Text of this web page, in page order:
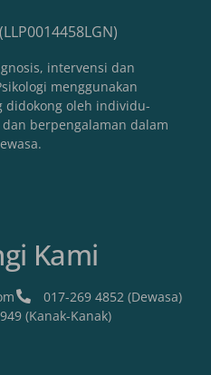
intervensi dan
menggunakan
didokong oleh individu-
berpengalaman dalam
Kami
017-269 4852 (Dewasa)
(Kanak-Kanak)